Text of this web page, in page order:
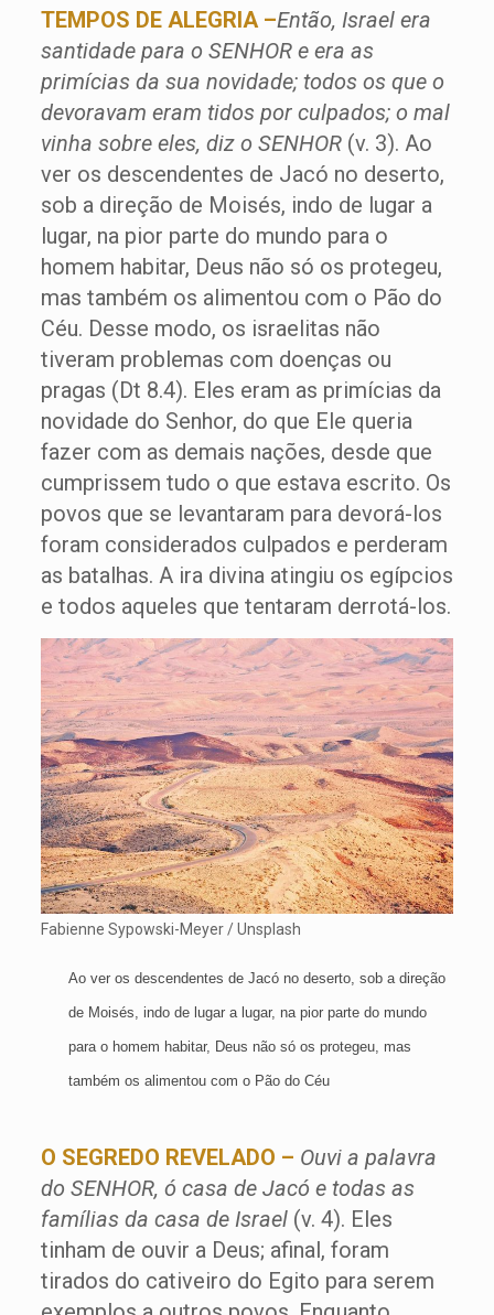
TEMPOS DE ALEGRIA –Então, Israel era
santidade para o SENHOR e era as
primícias da sua novidade; todos os que o
devoravam eram tidos por culpados; o mal
vinha sobre eles, diz o SENHOR (v. 3). Ao
ver os descendentes de Jacó no deserto,
sob a direção de Moisés, indo de lugar a
lugar, na pior parte do mundo para o
homem habitar, Deus não só os protegeu,
mas também os alimentou com o Pão do
Céu. Desse modo, os israelitas não
tiveram problemas com doenças ou
pragas (Dt 8.4). Eles eram as primícias da
novidade do Senhor, do que Ele queria
fazer com as demais nações, desde que
cumprissem tudo o que estava escrito. Os
povos que se levantaram para devorá-los
foram considerados culpados e perderam
as batalhas. A ira divina atingiu os egípcios
e todos aqueles que tentaram derrotá-los.
Fabienne Sypowski-Meyer / Unsplash
Ao ver os descendentes de Jacó no deserto, sob a direção
de Moisés, indo de lugar a lugar, na pior parte do mundo
para o homem habitar, Deus não só os protegeu, mas
também os alimentou com o Pão do Céu
O SEGREDO REVELADO – Ouvi a palavra
do SENHOR, ó casa de Jacó e todas as
famílias da casa de Israel (v. 4). Eles
tinham de ouvir a Deus; afinal, foram
tirados do cativeiro do Egito para serem